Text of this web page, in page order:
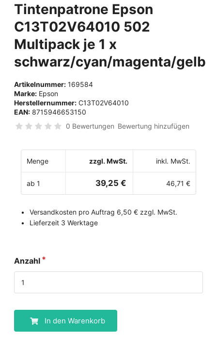
Tintenpatrone Epson
C13T02V64010 502
Multipack je 1 x
schwarz/cyan/magenta/gelb
Artikelnummer: 169584
Marke: Epson
Herstellernummer: C13T02V64010
EAN: 8715946653150
0 Bewertungen Bewertung hinzufügen
Menge zzgl. MwSt. inkl. MwSt.
ab 1 39,25 € 46,71 €
Versandkosten pro Auftrag 6,50 € zzgl. MwSt.
Lieferzeit 3 Werktage
Anzahl
In den Warenkorb